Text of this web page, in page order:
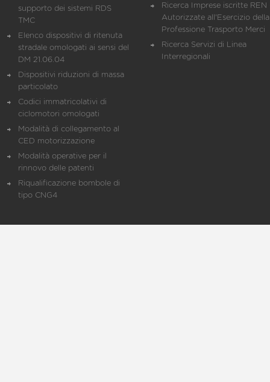
supporto dei sistemi RDS
TMC
Elenco dispositivi di ritenuta
stradale omologati ai sensi del
DM 21.06.04
Dispositivi riduzioni di massa
particolato
Codici immatricolativi di
ciclomotori omologati
Modalità di collegamento al
CED motorizzazione
Modalità operative per il
rinnovo delle patenti
Riqualificazione bombole di
tipo CNG4
Ricerca Imprese iscritte REN
Autorizzate all'Esercizio della
Professione Trasporto Merci
Ricerca Servizi di Linea
Interregionali